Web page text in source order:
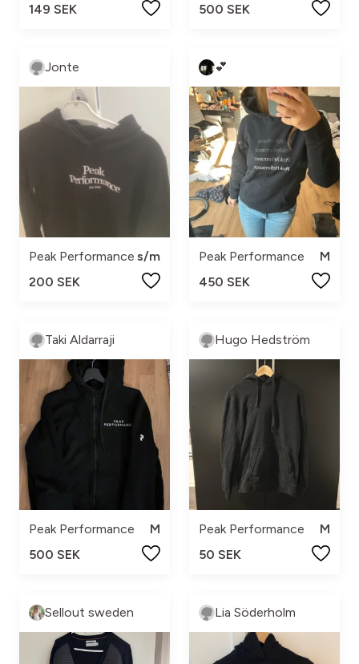
149 SEK
500 SEK
Jonte
Peak Performance s/m
200 SEK
💕
Peak Performance
M
450 SEK
Taki Aldarraji
Peak Performance
M
500 SEK
Hugo Hedström
Peak Performance
M
50 SEK
Sellout sweden Lia Söderholm